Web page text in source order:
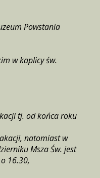
Powstania
w kaplicy św.
tj. od końca roku
natomiast w
Msza Św. jest
16.30,